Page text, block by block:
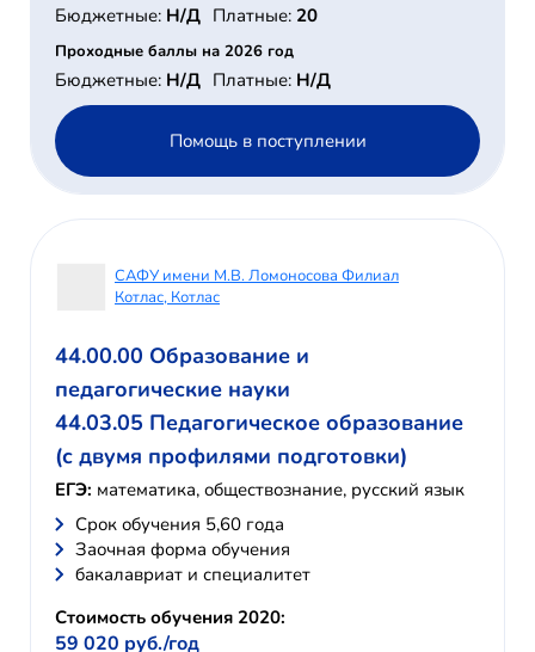
Бюджетные: Н/Д Платные: 20
Проходные баллы на 2026 год
Бюджетные: Н/Д Платные: Н/Д
Помощь в поступлении
САФУ имени М.В. Ломоносова Филиал
Котлас, Котлас
44.00.00 Образование и
педагогические науки
44.03.05 Педагогическое образование
(с двумя профилями подготовки)
ЕГЭ: математика, обществознание, русский язык
Cрок обучения 5,60 года
Заочная форма обучения
бакалавриат и специалитет
Стоимость обучения 2020:
59 020 руб./год